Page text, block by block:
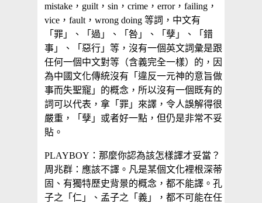
mistake，guilt，sin，crime，error，failing，
vice，fault，wrong doing 等詞，中文有
「罪」、「過」、「咎」、「孽」、「錯
事」、「惡行」等，沒有一個英文詞彙是跟
任何一個中文對等（含義完全一樣）的，因
為中國文化傳統沒有「違反一元神的意旨做
事而失聖寵」的概念，所以沒有一個既有的
詞可以代表，拿「罪」來譯，令人誤解得很
嚴重，「孽」或者好一點，但仍是非常不妥
貼。
PLAYBOY：那麼你認為該怎樣譯才妥當？
周兆群：應該不譯。凡是某個文化裡根深蒂
固、有獨特歷史背景的概念，都不能譯。孔
子之「仁」、孟子之「義」，都不可能在任